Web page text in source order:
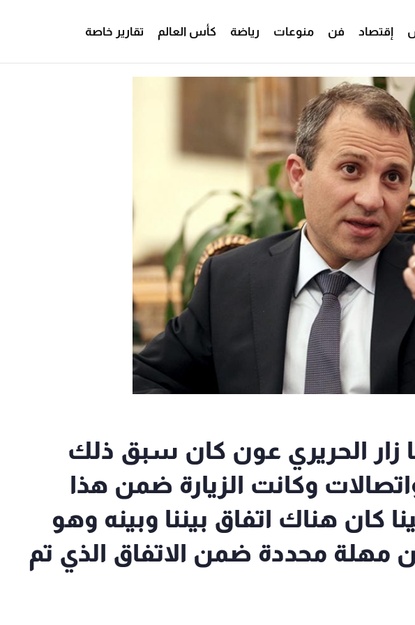
إقتصاد فن منوعات رياضة كأس العالم تقارير خاصة
زار الحريري عون كان سبق ذلك
وكانت الزيارة ضمن هذا
كان هناك اتفاق بيننا وبينه وهو
مهلة محددة ضمن الاتفاق الذي تم